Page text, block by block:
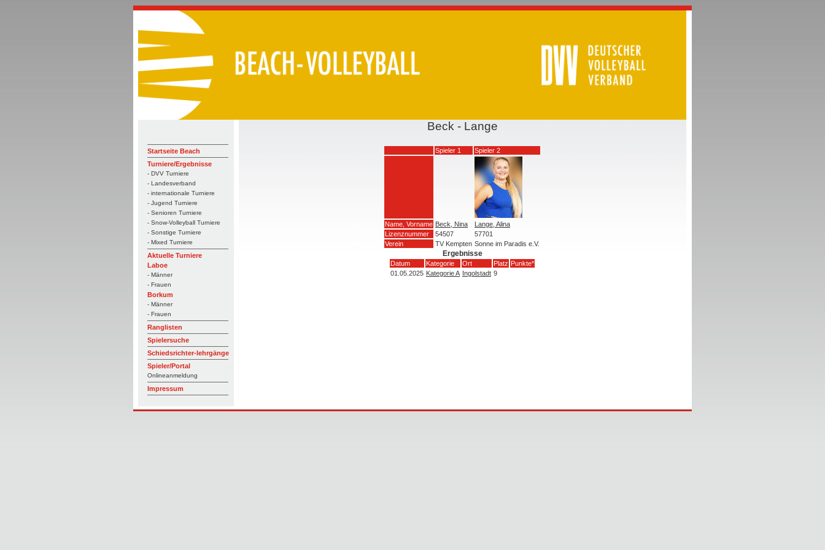
Startseite Beach
Turniere/Ergebnisse
- DVV Turniere
- Landesverband
- internationale Turniere
- Jugend Turniere
- Senioren Turniere
- Snow-Volleyball Turniere
- Sonstige Turniere
- Mixed Turniere
Aktuelle Turniere
Laboe
- Männer
- Frauen
Borkum
- Männer
- Frauen
Ranglisten
Spielersuche
Schiedsrichter-lehrgänge
Spieler/Portal
Onlineanmeldung
Impressum
Beck - Lange
Spieler 1 Spieler 2
Name, Vorname Beck, Nina
Lange, Alina
Lizenznummer
54507
57701
Verein
TV Kempten Sonne im Paradis e.V.
Ergebnisse
Datum Kategorie Ort Platz Punkte*
01.05.2025 Kategorie A Ingolstadt 9